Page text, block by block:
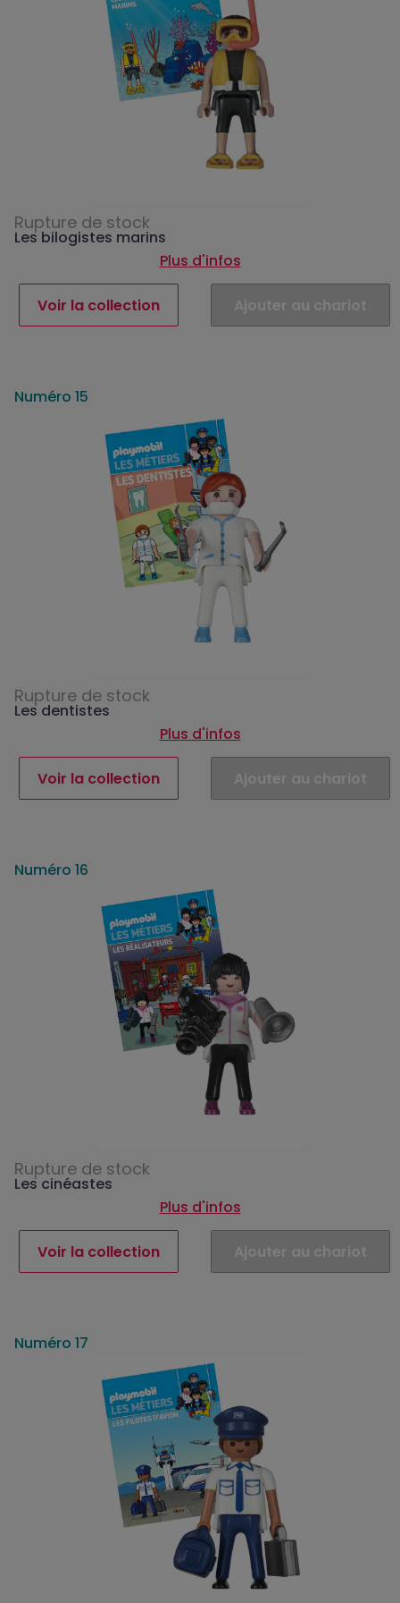
Rupture de stock
Les bilogistes marins
Plus d'infos
Voir la collection Ajouter au chariot
Numéro 15
Rupture de stock
Les dentistes
Plus d'infos
Voir la collection Ajouter au chariot
Numéro 16
Rupture de stock
Les cinéastes
Plus d'infos
Voir la collection Ajouter au chariot
Numéro 17